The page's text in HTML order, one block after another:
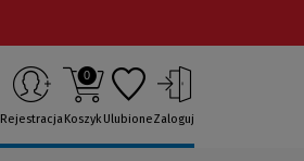
Rejestracja
0
KoszykUlubioneZaloguj